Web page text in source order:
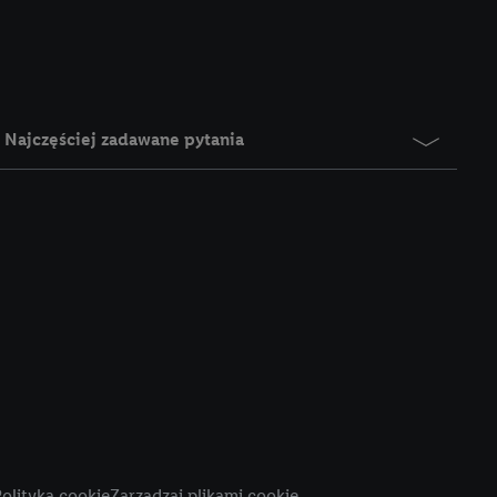
Najczęściej zadawane pytania
jednym z wyżej
możemy
rozpoznać
W tym celu
adres e-
adresu IP. Jeśli
użyciu adresu IP i
usług Lidl. W
Zgodę na
celów marketingu